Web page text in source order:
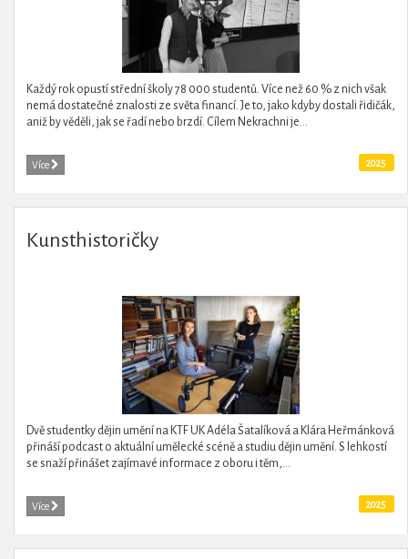
Každý rok opustí střední školy 78 000 studentů. Více než 60 % z nich však
nemá dostatečné znalosti ze světa financí. Je to, jako kdyby dostali řidičák,
aniž by věděli, jak se řadí nebo brzdí. Cílem Nekrachni je...
Více 2025
Kunsthistoričky
Dvě studentky dějin umění na KTF UK Adéla Šatalíková a Klára Heřmánková
přináší podcast o aktuální umělecké scéně a studiu dějin umění. S lehkostí
se snaží přinášet zajímavé informace z oboru i těm,...
Více 2025